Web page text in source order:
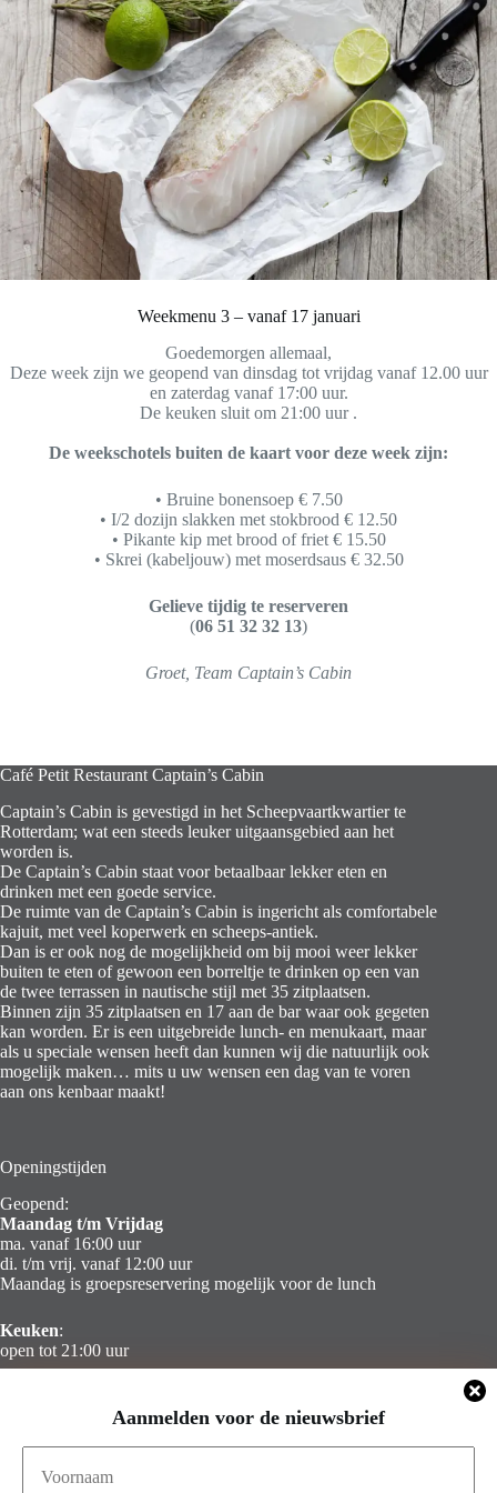
Weekmenu 3 – vanaf 17 januari
Goedemorgen allemaal,
Deze week zijn we geopend van dinsdag tot vrijdag vanaf 12.00 uur
en zaterdag vanaf 17:00 uur.
De keuken sluit om 21:00 uur .
De weekschotels buiten de kaart voor deze week zijn:
• Bruine bonensoep € 7.50
• I/2 dozijn slakken met stokbrood € 12.50
• Pikante kip met brood of friet € 15.50
• Skrei (kabeljouw) met moserdsaus € 32.50
Gelieve tijdig te reserveren
(06 51 32 32 13)
Groet, Team Captain’s Cabin
Aanmelden voor de nieuwsbrief
Café Petit Restaurant Captain’s Cabin
Captain’s Cabin is gevestigd in het Scheepvaartkwartier te
Rotterdam; wat een steeds leuker uitgaansgebied aan het
worden is.
De Captain’s Cabin staat voor betaalbaar lekker eten en
drinken met een goede service.
De ruimte van de Captain’s Cabin is ingericht als comfortabele
kajuit, met veel koperwerk en scheeps-antiek.
Dan is er ook nog de mogelijkheid om bij mooi weer lekker
buiten te eten of gewoon een borreltje te drinken op een van
de twee terrassen in nautische stijl met 35 zitplaatsen.
Binnen zijn 35 zitplaatsen en 17 aan de bar waar ook gegeten
kan worden. Er is een uitgebreide lunch- en menukaart, maar
als u speciale wensen heeft dan kunnen wij die natuurlijk ook
mogelijk maken… mits u uw wensen een dag van te voren
aan ons kenbaar maakt!
Openingstijden
Geopend:
Maandag t/m Vrijdag
ma. vanaf 16:00 uur
di. t/m vrij. vanaf 12:00 uur
Maandag is groepsreservering mogelijk voor de lunch
Keuken:
open tot 21:00 uur